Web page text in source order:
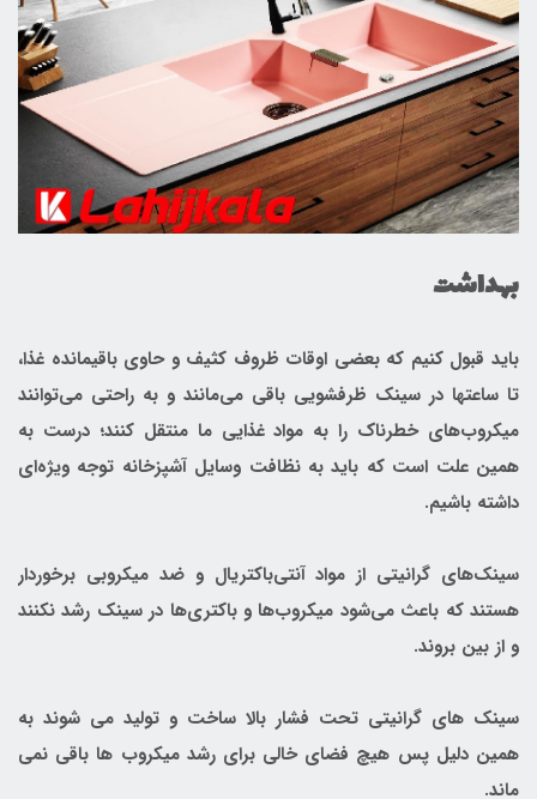
بهداشت
باید قبول کنیم که بعضی اوقات ظروف کثیف و حاوی باقیمانده غذا،
تا ساعتها در سینک ظرفشویی باقی می‌مانند و به راحتی می‌توانند
میکروب‌های خطرناک را به مواد غذایی ما منتقل کنند؛ درست به
همین علت است که باید به نظافت وسایل آشپزخانه توجه ویژه‌ای
داشته باشیم.
سینک‌های گرانیتی از مواد آنتی‌باکتریال و ضد میکروبی برخوردار
هستند که باعث می‌شود میکروب‌ها و باکتری‌ها در سینک رشد نکنند
و از بین بروند.
سینک های گرانیتی تحت فشار بالا ساخت و تولید می شوند به
همین دلیل پس هیچ فضای خالی برای رشد میکروب ها باقی نمی
ماند.